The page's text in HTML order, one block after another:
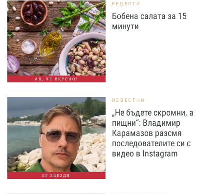
АХ, ЧЕ ВКУСНО!
РЕЦЕПТИ
Бобена салата за 15
минути
БГ ЗВЕЗДИ
ИЗВЕСТНИ
„Не бъдете скромни, а
пищни“: Владимир
Карамазов разсмя
последователите си с
видео в Instagram